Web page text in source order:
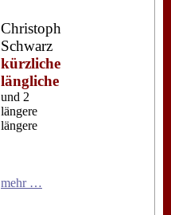
Christoph
Schwarz
kürzliche
längliche
und 2
längere
längere
mehr …